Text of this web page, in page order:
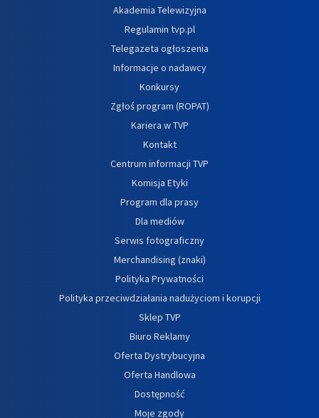
Akademia Telewizyjna
Regulamin tvp.pl
Telegazeta ogłoszenia
Informacje o nadawcy
Konkursy
Zgłoś program (ROPAT)
Kariera w TVP
Kontakt
Centrum informacji TVP
Komisja Etyki
Program dla prasy
Dla mediów
Serwis fotograficzny
Merchandising (znaki)
Polityka Prywatności
Polityka przeciwdziałania nadużyciom i korupcji
Sklep TVP
Biuro Reklamy
Oferta Dystrybucyjna
Oferta Handlowa
Dostępność
Moje zgody